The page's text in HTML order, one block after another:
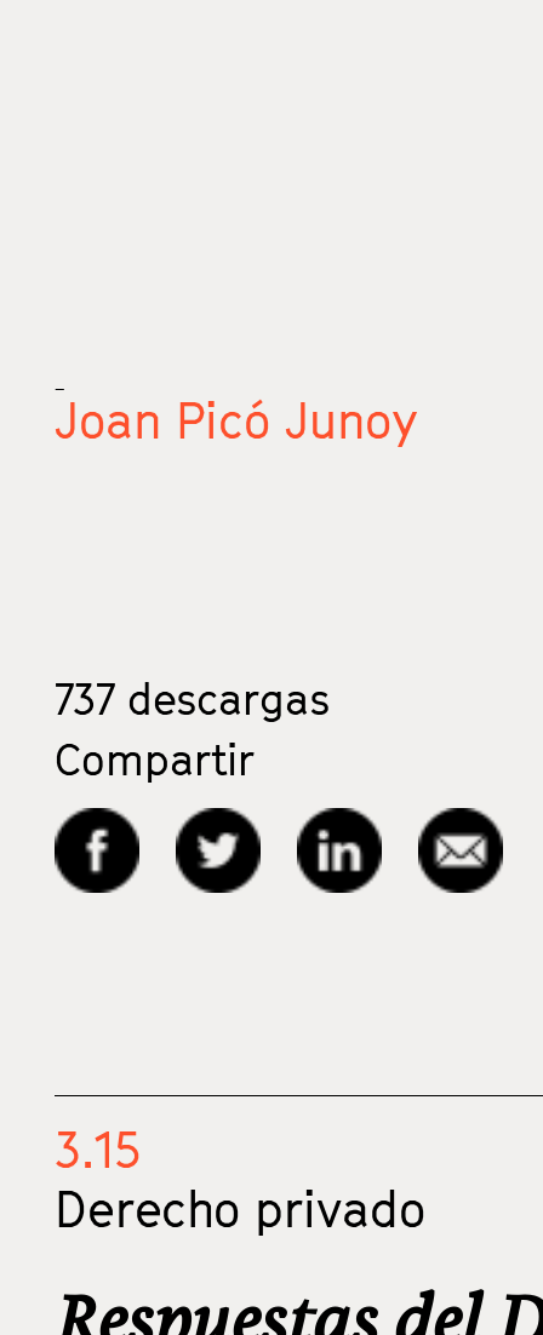
_
Joan Picó Junoy
737 descargas
Compartir
3.15
Derecho privado